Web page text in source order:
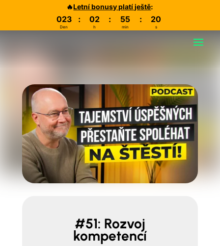
🔥Letní bonusy platí ještě:
023
Den
: 02
h
: 55
min
: 19
s
#51: Rozvoj
kompetencí